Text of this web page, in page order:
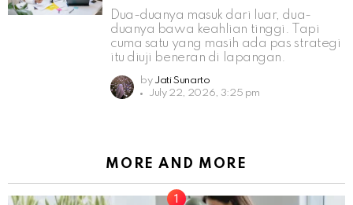
Dua-duanya masuk dari luar, dua-
duanya bawa keahlian tinggi. Tapi
cuma satu yang masih ada pas strategi
itu diuji beneran di lapangan.
by Jati Sunarto
July 22, 2026, 3:25 pm
MORE AND MORE